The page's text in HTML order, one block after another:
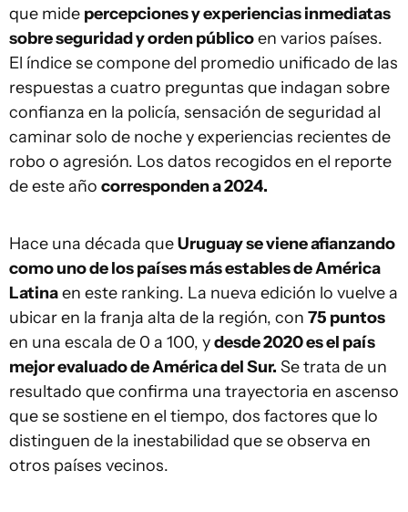
que mide percepciones y experiencias inmediatas
sobre seguridad y orden públicoen varios países.
El índice se compone del promedio unificado de las
respuestas a cuatro preguntas que indagan sobre
confianza en la policía, sensación de seguridad al
caminar solo de noche y experiencias recientes de
robo o agresión. Los datos recogidos en el reporte
de este año corresponden a 2024.
Hace una década queUruguay se viene afianzando
como uno de los países más estables de América
Latinaen este ranking. La nueva edición lo vuelve a
ubicar en la franja alta de la región, con 75 puntos
en una escala de 0 a 100, ydesde 2020 es el país
mejor evaluado de América del Sur. Se trata de un
resultado que confirma una trayectoria en ascenso
que se sostiene en el tiempo, dos factores que lo
distinguen de la inestabilidad que se observa en
otros países vecinos.